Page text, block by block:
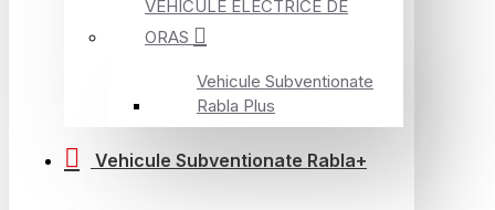
VEHICULE ELECTRICE DE
ORAS
Vehicule Subventionate
Rabla Plus
Vehicule Subventionate Rabla+